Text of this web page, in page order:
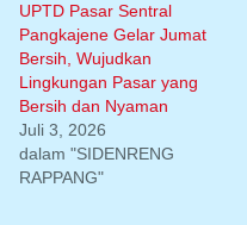
UPTD Pasar Sentral
Pangkajene Gelar Jumat
Bersih, Wujudkan
Lingkungan Pasar yang
Bersih dan Nyaman
Juli 3, 2026
dalam "SIDENRENG
RAPPANG"